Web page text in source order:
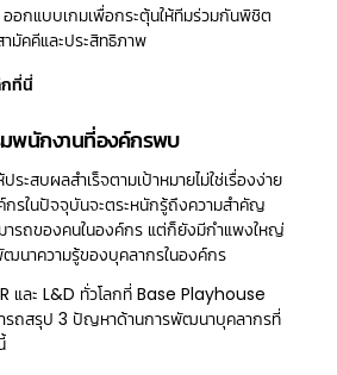
ออกแบบเกมเพื่อกระตุ้นให้ทีมร่วมกันพิชิต
ามัคคีและประสิทธิภาพ
ที่นี่
พนักงานที่องค์กรพบ
ะสบผลสำเร็จตามเป้าหมายไม่ใช่เรื่องง่าย
กรในปัจจุบันจะตระหนักรู้ถึงความสำคัญ
รถของคนในองค์กร แต่ก็ยังมีกำแพงใหญ่
นาความรู้ของบุคลากรในองค์กร
และ L&D ทั่วโลกที่ Base Playhouse
ารถสรุป 3 ปัญหาด้านการพัฒนาบุคลากรที่